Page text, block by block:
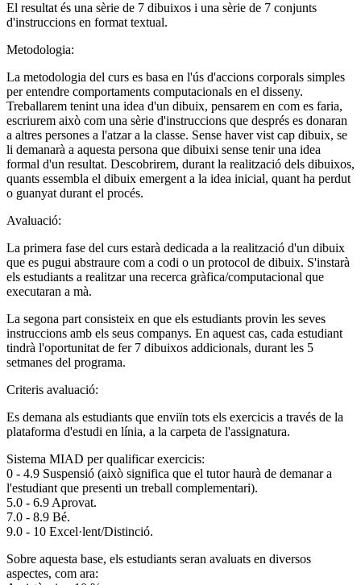
El resultat és una sèrie de 7 dibuixos i una sèrie de 7 conjunts
d'instruccions en format textual.
Metodologia:
La metodologia del curs es basa en l'ús d'accions corporals simples
per entendre comportaments computacionals en el disseny.
Treballarem tenint una idea d'un dibuix, pensarem en com es faria,
escriurem això com una sèrie d'instruccions que després es donaran
a altres persones a l'atzar a la classe. Sense haver vist cap dibuix, se
li demanarà a aquesta persona que dibuixi sense tenir una idea
formal d'un resultat. Descobrirem, durant la realització dels dibuixos,
quants essembla el dibuix emergent a la idea inicial, quant ha perdut
o guanyat durant el procés.
Avaluació:
La primera fase del curs estarà dedicada a la realització d'un dibuix
que es pugui abstraure com a codi o un protocol de dibuix. S'instarà
els estudiants a realitzar una recerca gràfica/computacional que
executaran a mà.
La segona part consisteix en que els estudiants provin les seves
instruccions amb els seus companys. En aquest cas, cada estudiant
tindrà l'oportunitat de fer 7 dibuixos addicionals, durant les 5
setmanes del programa.
Criteris avaluació:
Es demana als estudiants que enviïn tots els exercicis a través de la
plataforma d'estudi en línia, a la carpeta de l'assignatura.
Sistema MIAD per qualificar exercicis:
0 - 4.9 Suspensió (això significa que el tutor haurà de demanar a
l'estudiant que presenti un treball complementari).
5.0 - 6.9 Aprovat.
7.0 - 8.9 Bé.
9.0 - 10 Excel·lent/Distinció.
Sobre aquesta base, els estudiants seran avaluats en diversos
aspectes, com ara: